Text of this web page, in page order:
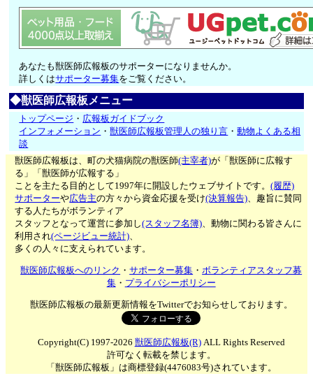
あなたも獣医師広報板のサポーターになりませんか。
詳しくはサポーター募集をご覧ください。
◆獣医師広報板メニュー
トップページ ・ 広報板ガイドブック
インフォメーション ・獣医師広報板管理人の独り言 ・動物よくある相
談
獣医師広報板は、町の犬猫病院の獣医師(主宰者)が「獣医師に広報す
る」「獣医師が広報する」
ことを主たる目的として1997年に開設したウェブサイトです。(履歴)
サポーターや広告主の方々から資金応援を受け(決算報告)、趣旨に賛同
する人たちがボランティア
スタッフとなって運営に参加し(スタッフ名簿)、動物に関わる皆さんに
利用され(ページビュー統計)、
多くの人々に支えられています。
獣医師広報板へのリンク ・サポーター募集 ・ボランティアスタッフ募
集・ プライバシーポリシー
獣医師広報板の最新更新情報をTwitterでお知らせしております。
Copyright(C) 1997-2026 獣医師広報板(R)ALL Rights Reserved
許可なく転載を禁じます。
「獣医師広報板」は商標登録(4476083号)されています。